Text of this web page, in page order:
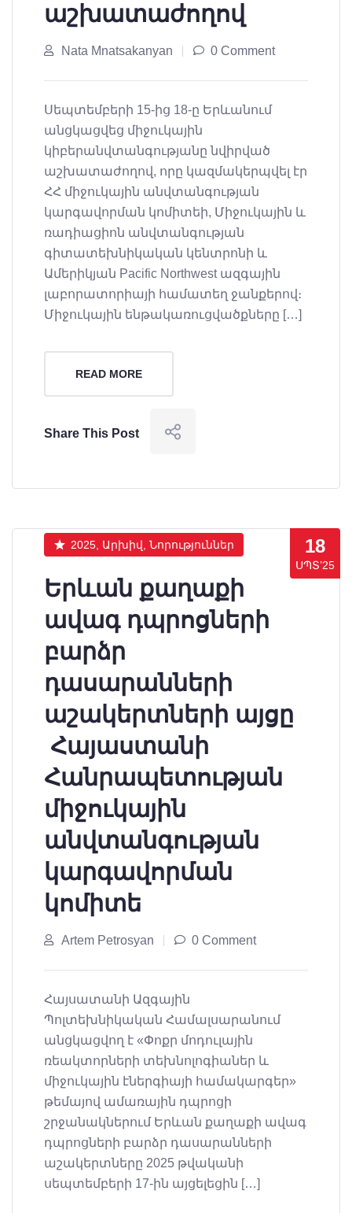
աշխատաժողով
Nata Mnatsakanyan 0 Comment
Սեպտեմբերի 15-ից 18-ը Երևանում
անցկացվեց միջուկային
կիբերանվտանգությանը նվիրված
աշխատաժողով, որը կազմակերպվել էր
ՀՀ միջուկային անվտանգության
կարգավորման կոմիտեի, Միջուկային և
ռադիացիոն անվտանգության
գիտատեխնիկական կենտրոնի և
Ամերիկյան Pacific Northwest ազգային
լաբորատորիայի համատեղ ջանքերով։
Միջուկային ենթակառուցվածքները […]
READ MORE
Share This Post
18
ՍՊՏ’25
2025, Արխիվ, Նորություններ
Երևան քաղաքի
ավագ դպրոցների
բարձր
դասարանների
աշակերտների այցը
Հայաստանի
Հանրապետության
միջուկային
անվտանգության
կարգավորման
կոմիտե
Artem Petrosyan 0 Comment
Հայսատանի Ազգային
Պոլտեխնիկական Համալսարանում
անցկացվող է «Փոքր մոդուլային
ռեակտորների տեխնոլոգիաներ և
միջուկային էներգիայի համակարգեր»
թեմայով ամառային դպրոցի
շրջանակներում Երևան քաղաքի ավագ
դպրոցների բարձր դասարանների
աշակերտները 2025 թվականի
սեպտեմբերի 17-ին այցելեցին […]